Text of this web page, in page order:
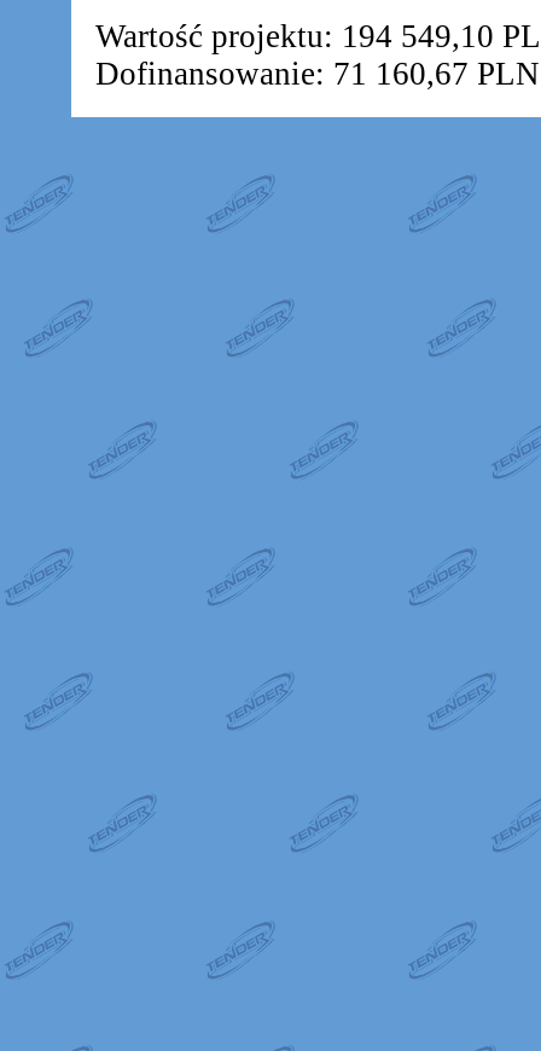
Wartość projektu: 194 549,10
Dofinansowanie: 71 160,67 PLN